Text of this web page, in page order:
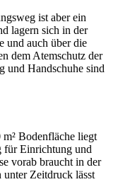
ist aber ein
lagern sich in der
und auch über die
dem Atemschutz der
und Handschuhe sind
Bodenfläche liegt
für Einrichtung und
vorab braucht in der
Zeitdruck lässt